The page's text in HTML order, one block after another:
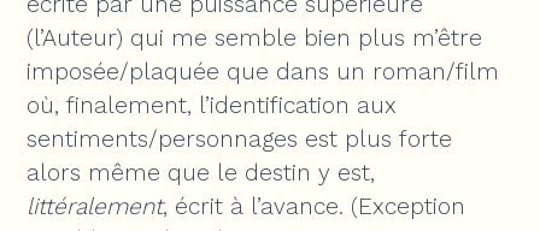
(l’Auteur) qui me semble bien plus m’être
imposée/plaquée que dans un roman/film
où, finalement, l’identification aux
sentiments/personnages est plus forte
alors même que le destin y est,
littéralement, écrit à l’avance. (Exception